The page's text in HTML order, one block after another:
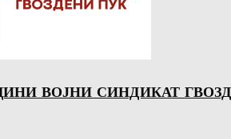
ВОЈНИ СИНДИКАТ